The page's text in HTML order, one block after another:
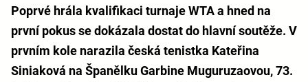
Poprvé hrála kvalifikaci turnaje WTA a hned na
první pokus se dokázala dostat do hlavní soutěže. V
prvním kole narazila česká tenistka Kateřina
Siniaková na Španělku Garbine Muguruzaovou, 73.